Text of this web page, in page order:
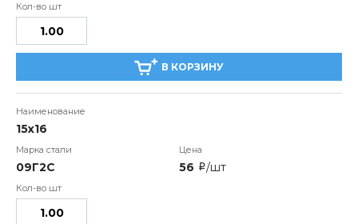
В КОРЗИНУ
15х16
09Г2С 56 i/шт